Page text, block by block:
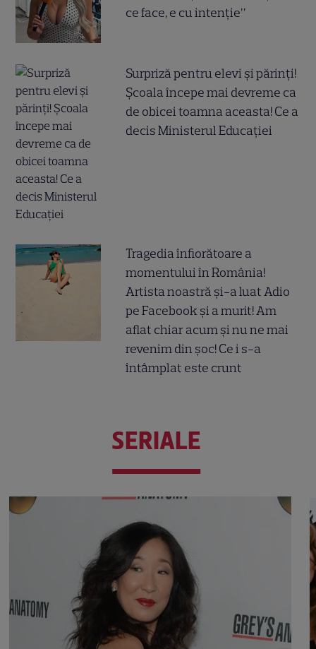
ce face, e cu intenție”
Surpriză pentru elevi și părinți!
Școala începe mai devreme ca
de obicei toamna aceasta! Ce a
decis Ministerul Educației
Tragedia înfiorătoare a
momentului în România!
Artista noastră și-a luat Adio
pe Facebook și a murit! Am
aflat chiar acum și nu ne mai
revenim din șoc! Ce i s-a
întâmplat este crunt
SERIALE